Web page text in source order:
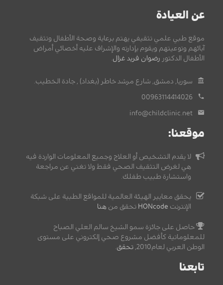
عن العيادة
موقع طبي علمي تثقيفي يهتم برعاية وصحة الأطفال وتثقيف
آبائهم وتوعيتهم ويقوم بإدارته والإشراف عليه أخصائي أمراض
الأطفال الدكتور رضوان فريد غزال
سوريا, دمشق, شارع مرشد خاطر (بغداد) , جادة الخطيب.
00963114414026
info@childclinic.net
موقعنا:
لا يقدم التشخيص أو العلاج وجميع المعلومات الواردة فيه
هي لغرض التثقيف الصحي فقط ولا تغني عن مراجعة
واستشارة طبيب طفلك.
يحقق معايير الهيئة العالمية للمواقع الطبية على شبكة
الإنترنت HONcode تحقق من هنا
حاصل على جائزة سمو الشيخ سالم العلي الصباح
للمعلوماتية كأفضل مشروع صحي إلكتروني على مستوى
الوطن العربي لعام2010,
تحقق
تابعنا